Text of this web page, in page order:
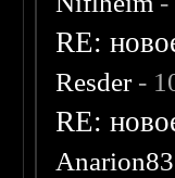
RE:
Resder-
RE:
Anarion83